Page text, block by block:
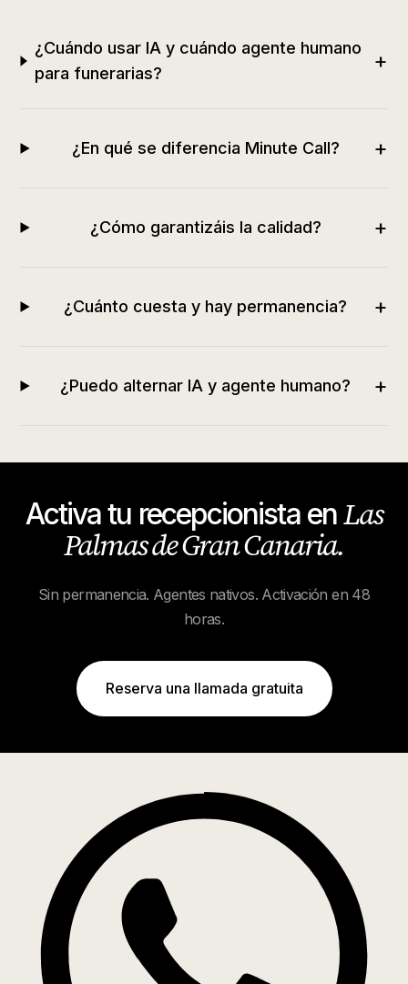
¿Cuándo usar IA y cuándo agente humano
para funerarias?
+
¿En qué se diferencia Minute Call? +
¿Cómo garantizáis la calidad? +
¿Cuánto cuesta y hay permanencia? +
¿Puedo alternar IA y agente humano? +
Activa tu recepcionista enLas
Palmas de Gran Canaria.
Sin permanencia. Agentes nativos. Activación en 48
horas.
Reserva una llamada gratuita